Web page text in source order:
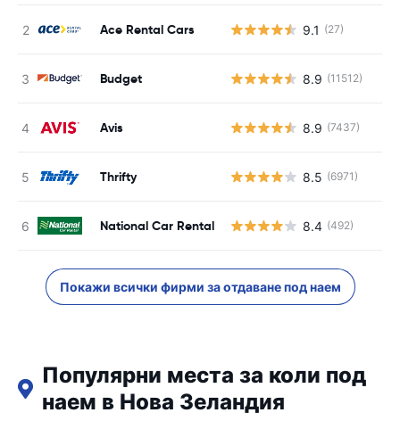
Ace Rental Cars 9.1 (27)
Budget 8.9 (11512)
Avis 8.9 (7437)
Thrifty 8.5 (6971)
National Car Rental 8.4 (492)
Покажи всички фирми за отдаване под наем
Популярни места за коли под
наем в Нова Зеландия